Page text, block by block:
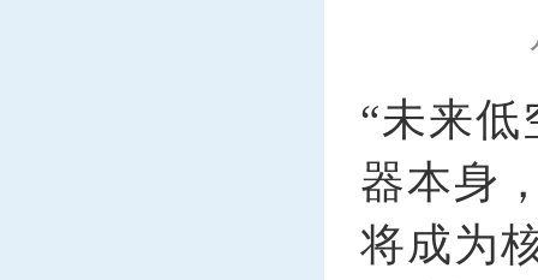
“未来
器本身
将成为